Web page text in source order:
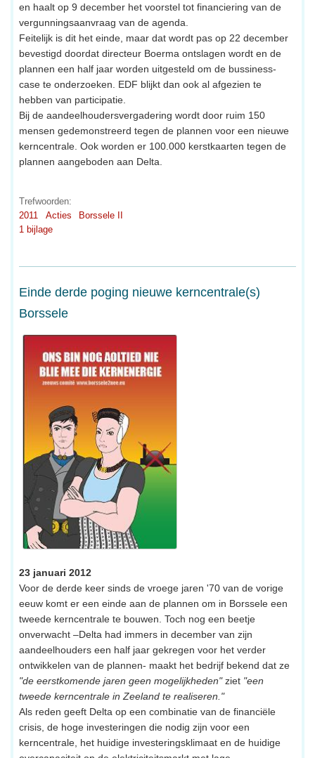
en haalt op 9 december het voorstel tot financiering van de
vergunningsaanvraag van de agenda.
Feitelijk is dit het einde, maar dat wordt pas op 22 december
bevestigd doordat directeur Boerma ontslagen wordt en de
plannen een half jaar worden uitgesteld om de bussiness-
case te onderzoeken. EDF blijkt dan ook al afgezien te
hebben van participatie.
Bij de aandeelhoudersvergadering wordt door ruim 150
mensen gedemonstreerd tegen de plannen voor een nieuwe
kerncentrale. Ook worden er 100.000 kerstkaarten tegen de
plannen aangeboden aan Delta.
Trefwoorden:
2011
Acties
Borssele II
1 bijlage
Einde derde poging nieuwe kerncentrale(s)
Borssele
23 januari 2012
Voor de derde keer sinds de vroege jaren '70 van de vorige
eeuw komt er een einde aan de plannen om in Borssele een
tweede kerncentrale te bouwen. Toch nog een beetje
onverwacht –Delta had immers in december van zijn
aandeelhouders een half jaar gekregen voor het verder
ontwikkelen van de plannen- maakt het bedrijf bekend dat ze
"de eerstkomende jaren geen mogelijkheden"ziet "een
tweede kerncentrale in Zeeland te realiseren."
Als reden geeft Delta op een combinatie van de financiële
crisis, de hoge investeringen die nodig zijn voor een
kerncentrale, het huidige investeringsklimaat en de huidige